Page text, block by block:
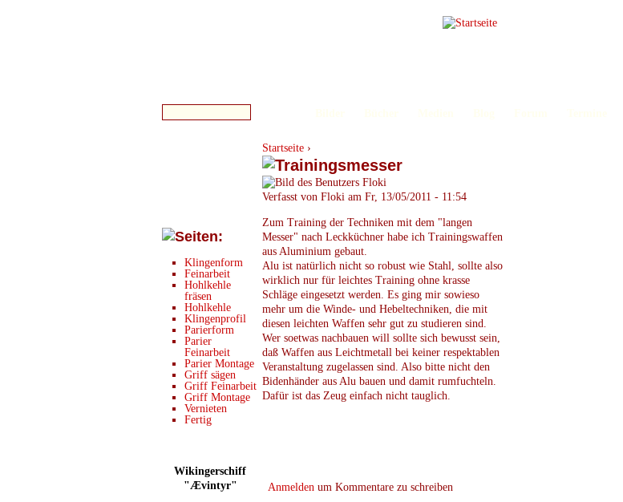
Startseite ›
Verfasst von Floki am Fr, 13/05/2011 - 11:54
Zum Training der Techniken mit dem "langen
Messer" nach Leckküchner habe ich Trainingswaffen
aus Aluminium gebaut.
Alu ist natürlich nicht so robust wie Stahl, sollte also
wirklich nur für leichtes Training ohne krasse
Schläge eingesetzt werden. Es ging mir sowieso
mehr um die Winde- und Hebeltechniken, die mit
diesen leichten Waffen sehr gut zu studieren sind.
Wer soetwas nachbauen will sollte sich bewusst sein,
daß Waffen aus Leichtmetall bei keiner respektablen
Veranstaltung zugelassen sind. Also bitte nicht den
Bidenhänder aus Alu bauen und damit rumfuchteln.
Dafür ist das Zeug einfach nicht tauglich.
Anmelden um Kommentare zu schreiben
Klingenform
Feinarbeit
Hohlkehle
fräsen
Hohlkehle
Klingenprofil
Parierform
Parier
Feinarbeit
Parier Montage
Griff sägen
Griff Feinarbeit
Griff Montage
Vernieten
Fertig
Wikingerschiff
"Ævintyr"